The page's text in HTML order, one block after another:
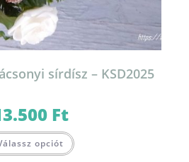
sírdísz – KSD2025
Ft
opciót